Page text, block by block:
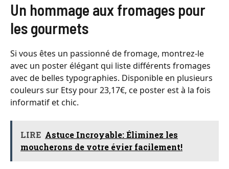
Un hommage aux fromages pour
les gourmets
Si vous êtes un passionné de fromage, montrez-le
avec un poster élégant qui liste différents fromages
avec de belles typographies. Disponible en plusieurs
couleurs sur Etsy pour 23,17€, ce poster est à la fois
informatif et chic.
LIRE Astuce Incroyable: Éliminez les
moucherons de votre évier facilement!